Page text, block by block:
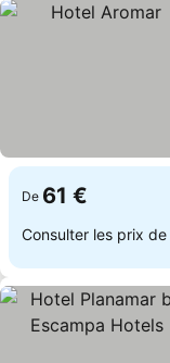
De 61 €
Consulter les prix de